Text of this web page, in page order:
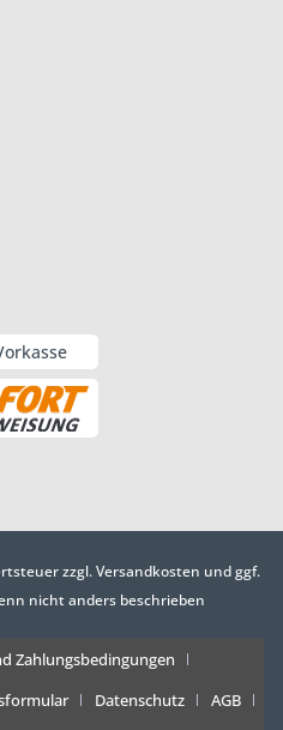
zzgl.Versandkosten und ggf.
nicht anders beschrieben
Zahlungsbedingungen
Datenschutz
AGB